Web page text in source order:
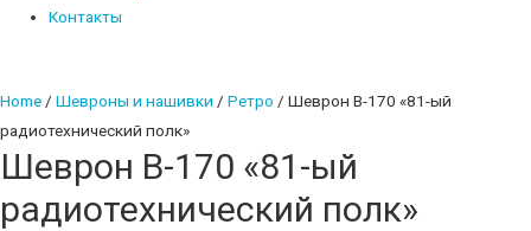
Контакты
Home / Шевроны и нашивки / Ретро / Шеврон В-170 «81-ый
радиотехнический полк»
Шеврон В-170 «81-ый
радиотехнический полк»